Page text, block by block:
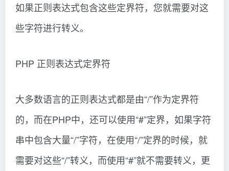
如果正则表达式包含这些定界符，您就需要对这
些字符进行转义。
PHP 正则表达式定界符
大多数语言的正则表达式都是由“/”作为定界符
的，而在PHP中，还可以使用“#”定界，如果字符
串中包含大量“/”字符，在使用“/”定界的时候，就
需要对这些“/”转义，而使用“#”就不需要转义，更